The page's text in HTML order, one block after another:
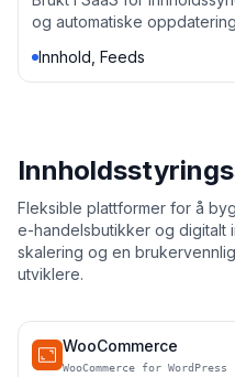
og automatiske
Innhold, Feeds
Fleksible plattformer for å
e-handelsbutikker og digitalt
skalering og en
utviklere.
WooCommerce
WooCommerce for WordPress